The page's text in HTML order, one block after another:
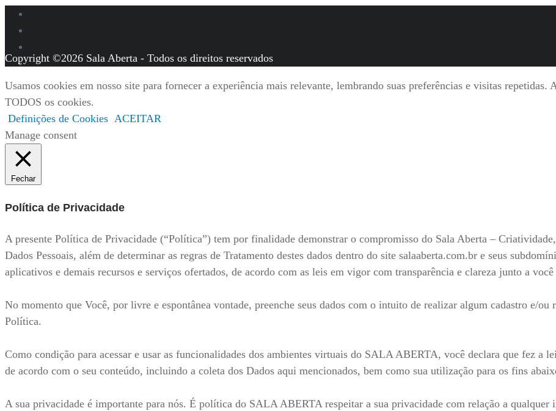
Copyright ©2026 Sala Aberta - Todos os direitos reservados
Usamos cookies em nosso site para fornecer a experiência mais relevante, lembrando suas preferências e visitas
TODOS os cookies.
Definições de Cookies ACEITAR
Manage consent
Fechar
Política de Privacidade
A presente Política de Privacidade (“Política”) tem por finalidade demonstrar o compromisso do Sala Aberta –
Dados Pessoais, além de determinar as regras de Tratamento destes dados dentro do site salaaberta.com.br e seus
aplicativos e demais recursos e serviços ofertados, de acordo com as leis em vigor com transparência e clareza junto a
No momento que Você, por livre e espontânea vontade, preenche seus dados com o intuito de realizar algum cadastro e/
Política.
Como condição para acessar e usar as funcionalidades dos ambientes virtuais do SALA ABERTA, você declara que fez a
de acordo com o seu conteúdo, incluindo a coleta dos Dados aqui mencionados, bem como sua utilização para os fins
A sua privacidade é importante para nós. É política do SALA ABERTA respeitar a sua privacidade com relação a qualquer